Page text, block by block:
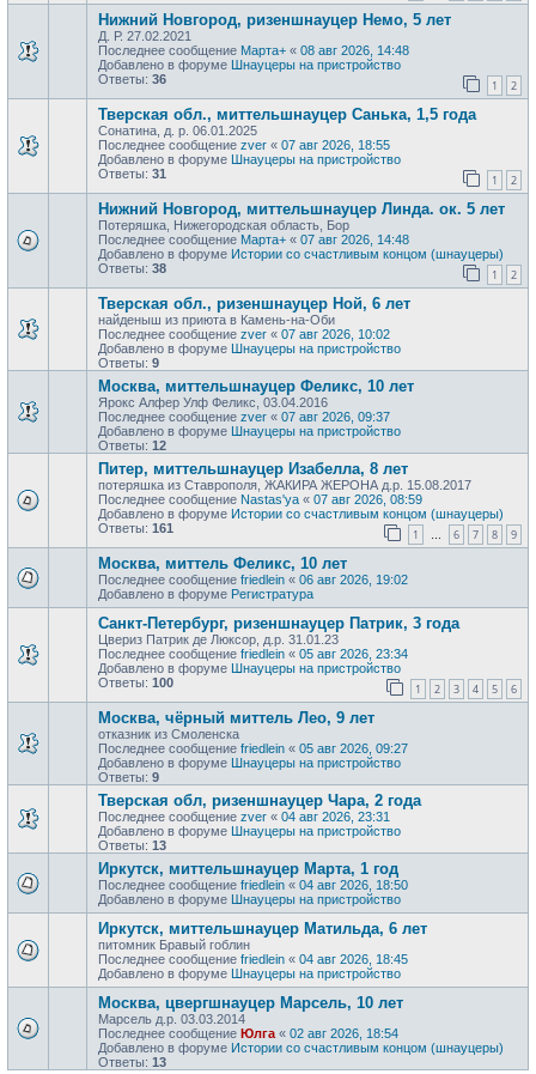
Нижний Новгород, ризеншнауцер Немо, 5 лет
Д. Р. 27.02.2021
Последнее сообщение Марта+ « 08 авг 2026, 14:48
Добавлено в форуме Шнауцеры на пристройство
Ответы: 36 1 2
Тверская обл., миттельшнауцер Санька, 1,5 года
Сонатина, д. р. 06.01.2025
Последнее сообщение zver « 07 авг 2026, 18:55
Добавлено в форуме Шнауцеры на пристройство
Ответы: 31 1 2
Нижний Новгород, миттельшнауцер Линда. ок. 5 лет
Потеряшка, Нижегородская область, Бор
Последнее сообщение Марта+ « 07 авг 2026, 14:48
Добавлено в форуме Истории со счастливым концом (шнауцеры)
Ответы: 38 1 2
Тверская обл., ризеншнауцер Ной, 6 лет
найденыш из приюта в Камень-на-Оби
Последнее сообщение zver « 07 авг 2026, 10:02
Добавлено в форуме Шнауцеры на пристройство
Ответы: 9
Москва, миттельшнауцер Феликс, 10 лет
Ярокс Алфер Улф Феликс, 03.04.2016
Последнее сообщение zver « 07 авг 2026, 09:37
Добавлено в форуме Шнауцеры на пристройство
Ответы: 12
Питер, миттельшнауцер Изабелла, 8 лет
потеряшка из Ставрополя, ЖАКИРА ЖЕРОНА д.р. 15.08.2017
Последнее сообщение Nastas'ya « 07 авг 2026, 08:59
Добавлено в форуме Истории со счастливым концом (шнауцеры)
Ответы: 161 1 6 7 8 9
Москва, миттель Феликс, 10 лет
Последнее сообщение friedlein « 06 авг 2026, 19:02
Добавлено в форуме Регистратура
Санкт-Петербург, ризеншнауцер Патрик, 3 года
Цвериз Патрик де Люксор, д.р. 31.01.23
Последнее сообщение friedlein « 05 авг 2026, 23:34
Добавлено в форуме Шнауцеры на пристройство
Ответы: 100 1 2 3 4 5 6
Москва, чёрный миттель Лео, 9 лет
отказник из Смоленска
Последнее сообщение friedlein « 05 авг 2026, 09:27
Добавлено в форуме Шнауцеры на пристройство
Ответы: 9
Тверская обл, ризеншнауцер Чара, 2 года
Последнее сообщение zver « 04 авг 2026, 23:31
Добавлено в форуме Шнауцеры на пристройство
Ответы: 13
Иркутск, миттельшнауцер Марта, 1 год
Последнее сообщение friedlein « 04 авг 2026, 18:50
Добавлено в форуме Шнауцеры на пристройство
Иркутск, миттельшнауцер Матильда, 6 лет
питомник Бравый гоблин
Последнее сообщение friedlein « 04 авг 2026, 18:45
Добавлено в форуме Шнауцеры на пристройство
Москва, цвергшнауцер Марсель, 10 лет
Марсель д.р. 03.03.2014
Последнее сообщение Юлга « 02 авг 2026, 18:54
Добавлено в форуме Истории со счастливым концом (шнауцеры)
Ответы: 13